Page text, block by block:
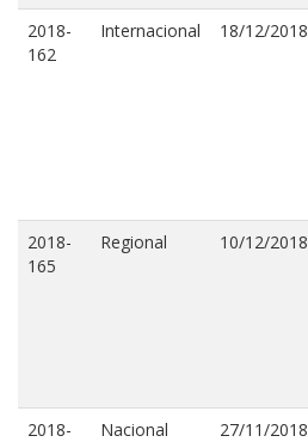
2018-
162
Internacional 18/12/2018
2018-
165
Regional 10/12/2018
2018-
Nacional 27/11/2018